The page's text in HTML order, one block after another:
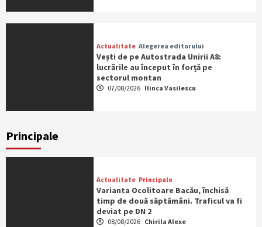
Actualitate Alegerea editorului
Vești de pe Autostrada Unirii A8:
lucrările au început în forță pe
sectorul montan
07/08/2026 Ilinca Vasilescu
Principale
Actualitate Principale
Varianta Ocolitoare Bacău, închisă
timp de două săptămâni. Traficul va fi
deviat pe DN 2
08/08/2026 Chirila Alexe